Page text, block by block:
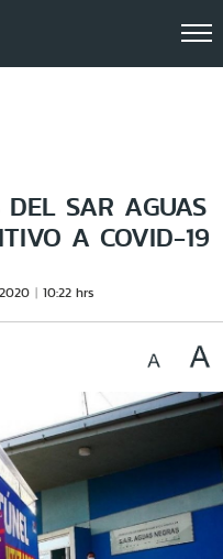
SAR AGUAS
A COVID-19
10:22 hrs